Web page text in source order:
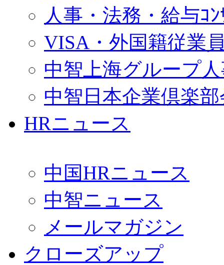
人事・法務・給与ｺﾝ
VISA・外国籍従業
中智上海グループ
中智日本企業倶楽
HRニュース
中国HRニュース
中智ニュース
メールマガジン
クローズアップ